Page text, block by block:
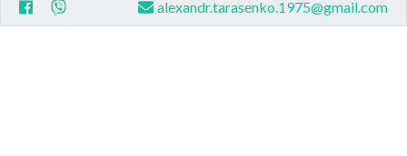
alexandr.tarasenko.1975@gmail.com